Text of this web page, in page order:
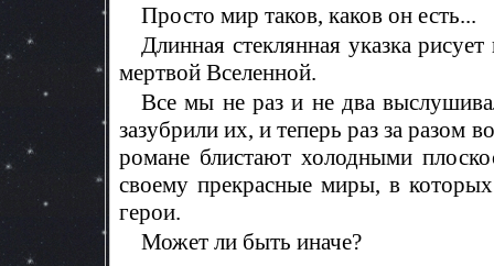
Просто мир таков, каков он есть...
Длинная стеклянная указка
мертвой Вселенной.
Все мы не раз и не два
зазубрили их, и теперь раз за разом
романе блистают холодными
своему прекрасные миры, в
герои.
Может ли быть иначе?